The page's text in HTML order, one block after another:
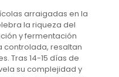
arraigadas en la
la riqueza del
y fermentación
controlada, resaltan
Tras 14-15 días de
su complejidad y